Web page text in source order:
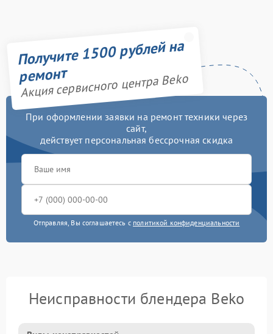
Получите 1500 рублей на
ремонт
Акция сервисного центра Beko
При оформлении заявки на ремонт техники через
сайт,
действует персональная бессрочная скидка
Отправляя, Вы соглашаетесь с политикой конфиденциальности
Неисправности блендера Beko